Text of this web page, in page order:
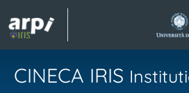
CINECA IRIS